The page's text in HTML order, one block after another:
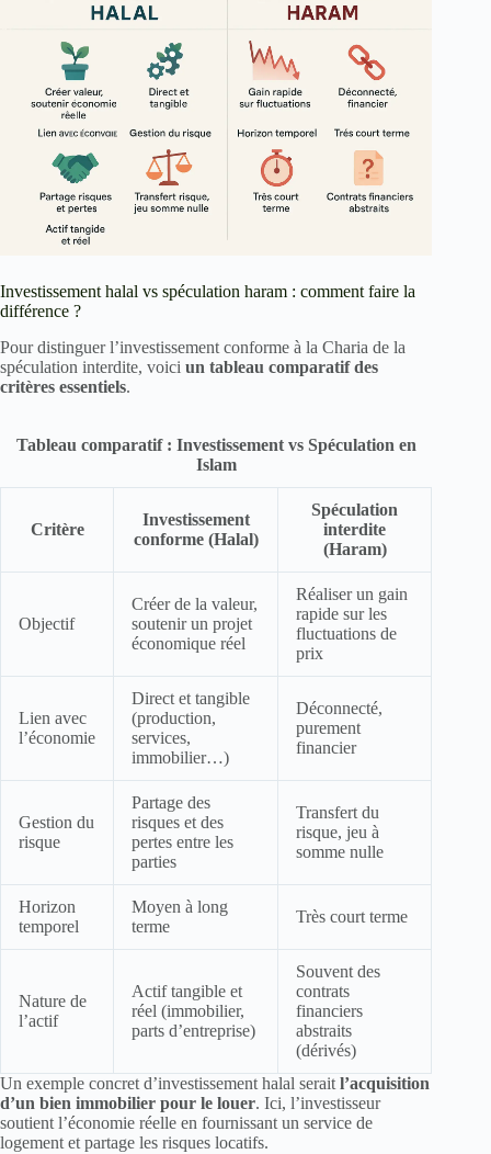
Investissement halal vs spéculation haram : comment faire la
différence ?
Pour distinguer l’investissement conforme à la Charia de la
spéculation interdite, voici un tableau comparatif des
critères essentiels.
Tableau comparatif : Investissement vs Spéculation en
Islam
Critère
Investissement
conforme (Halal)
Spéculation
interdite
(Haram)
Objectif
Créer de la valeur,
soutenir un projet
économique réel
Réaliser un gain
rapide sur les
fluctuations de
prix
Lien avec
l’économie
Direct et tangible
(production,
services,
immobilier…)
Déconnecté,
purement
financier
Gestion du
risque
Partage des
risques et des
pertes entre les
parties
Transfert du
risque, jeu à
somme nulle
Horizon
temporel
Moyen à long
terme
Très court terme
Nature de
l’actif
Actif tangible et
réel (immobilier,
parts d’entreprise)
Souvent des
contrats
financiers
abstraits
(dérivés)
Un exemple concret d’investissement halal serait l’acquisition
d’un bien immobilier pour le louer. Ici, l’investisseur
soutient l’économie réelle en fournissant un service de
logement et partage les risques locatifs.